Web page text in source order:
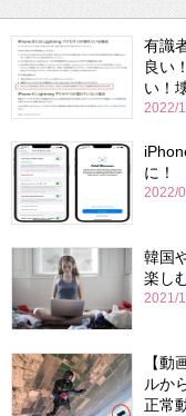
有識
良い
い！
2022/
に！
2022/
韓国
楽し
2021/
【動
ルか
正常